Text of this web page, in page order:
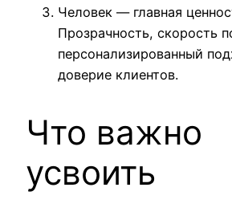
Человек — главная
Прозрачность, скорость
персонализированный
доверие клиентов.
Что важно
усвоить